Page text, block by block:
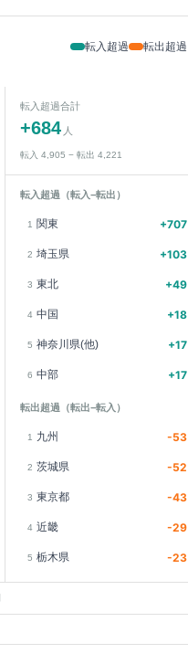
転入超過 転出超過
転入超過合計
+684 人
転入 4,905 − 転出 4,221
転入超過（転入−転出）
1 関東 +707
2 埼玉県 +103
3 東北 +49
4 中国 +18
5 神奈川県(他) +17
6 中部 +17
転出超過（転出−転入）
1 九州 -53
2 茨城県 -52
3 東京都 -43
4 近畿 -29
5 栃木県 -23